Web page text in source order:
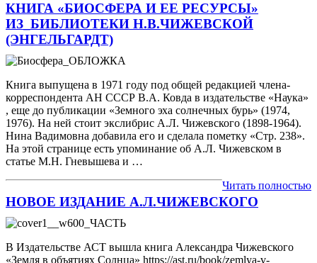
КНИГА «БИОСФЕРА И ЕЕ РЕСУРСЫ»
ИЗ_БИБЛИОТЕКИ Н.В.ЧИЖЕВСКОЙ
(ЭНГЕЛЬГАРДТ)
Книга выпущена в 1971 году под общей редакцией члена-
корреспондента АН СССР В.А. Ковда в издательстве «Наука»
, еще до публикации «Земного эха солнечных бурь» (1974,
1976). На ней стоит экслибрис А.Л. Чижевского (1898-1964).
Нина Вадимовна добавила его и сделала пометку «Стр. 238».
На этой странице есть упоминание об А.Л. Чижевском в
статье М.Н. Гневышева и …
Читать полностью
НОВОЕ ИЗДАНИЕ А.Л.ЧИЖЕВСКОГО
В Издательстве АСТ вышла книга Александра Чижевского
«Земля в объятиях Солнца» https://ast.ru/book/zemlya-v-